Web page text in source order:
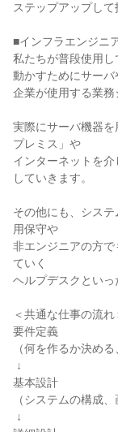
ステップアップして
■インフラエンジニ
私たちが普段使用
動かすためにサーバ
企業が使用する業務
実際にサーバ機器
プレミス」や
インターネットを
していきます。
その他にも、シス
用保守や
非エンジニアの方で
ていく
ヘルプデスクといっ
＜共通な仕事の流れ
要件定義
（何を作るか決め
基本設計
（システムの構成